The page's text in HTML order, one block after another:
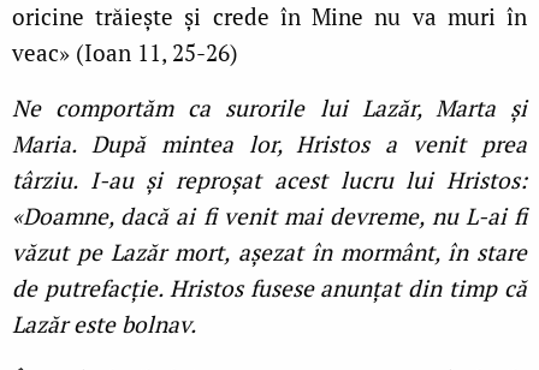
oricine trăieşte şi crede în Mine nu va muri în
veac» (Ioan 11, 25-26)
Ne comportăm ca surorile lui Lazăr, Marta și
Maria. După mintea lor, Hristos a venit prea
târziu. I-au și reproșat acest lucru lui Hristos:
«Doamne, dacă ai fi venit mai devreme, nu L-ai fi
văzut pe Lazăr mort, așezat în mormânt, în stare
de putrefacție. Hristos fusese anunțat din timp că
Lazăr este bolnav.